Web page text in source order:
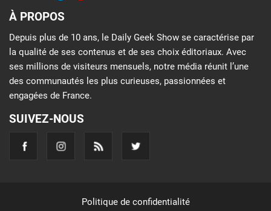
À PROPOS
Depuis plus de 10 ans, le Daily Geek Show se caractérise par
la qualité de ses contenus et de ses choix éditoriaux. Avec
ses millions de visiteurs mensuels, notre média réunit l’une
des communautés les plus curieuses, passionnées et
engagées de France.
SUIVEZ-NOUS
Politique de confidentialité